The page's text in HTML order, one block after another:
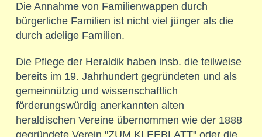
Die Annahme von Familienwappen durch
bürgerliche Familien ist nicht viel jünger als die
durch adelige Familien.
Die Pflege der Heraldik haben insb. die teilweise
bereits im 19. Jahrhundert gegründeten und als
gemeinnützig und wissenschaftlich
förderungswürdig anerkannten alten
heraldischen Vereine übernommen wie der 1888
gegründete Verein "ZUM KLEEBLATT" oder die